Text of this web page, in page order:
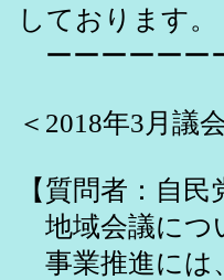
しております。
ーーーーーー
＜2018年3月議
【質問者：自
地域会議につ
事業推進には